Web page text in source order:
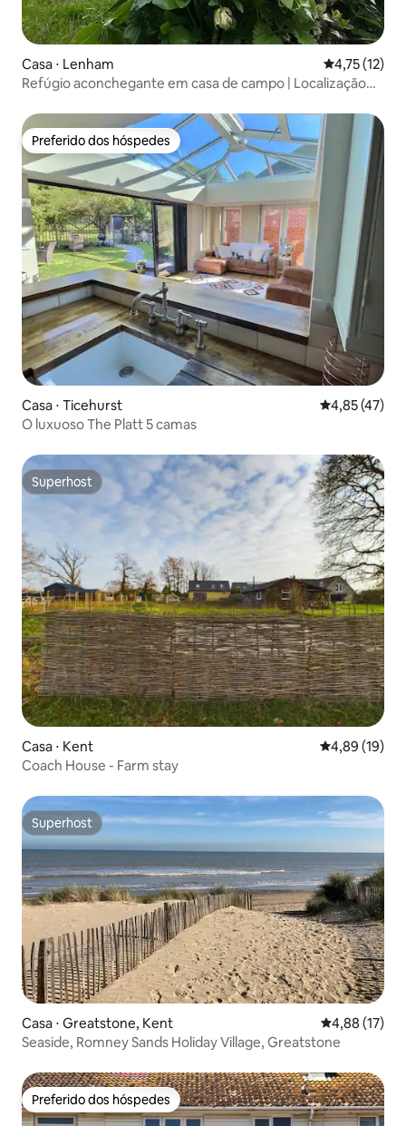
Casa ⋅ Lenham 4,75 de uma
4,75 (12)
Refúgio aconchegante em casa de campo | Localização
Preferido dos hóspedes
Preferido dos hóspedes
Casa ⋅ Ticehurst 4,85 de uma
4,85 (47)
O luxuoso The Platt 5 camas
Superhost
Superhost
Casa ⋅ Kent 4,89 de uma
4,89 (19)
Coach House - Farm stay
Superhost
Superhost
Casa ⋅ Greatstone, Kent 4,88 de uma
4,88 (17)
Seaside, Romney Sands Holiday Village, Greatstone
Preferido dos hóspedes
Preferido dos hóspedes